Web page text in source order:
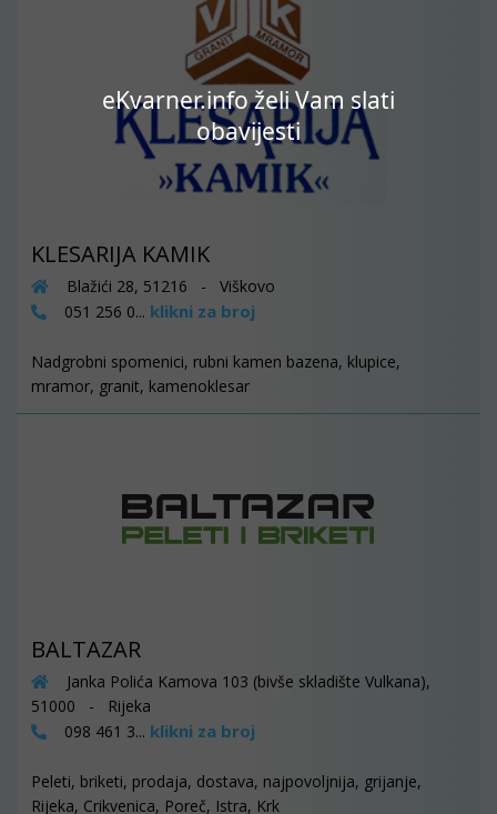
eKvarner.info želi Vam slati
obavijesti
KLESARIJA KAMIK
Blažići 28, 51216 - Viškovo
051 256 0... klikni za broj
Nadgrobni spomenici, rubni kamen bazena, klupice,
mramor, granit, kamenoklesar
BALTAZAR
Janka Polića Kamova 103 (bivše skladište Vulkana),
51000 - Rijeka
098 461 3... klikni za broj
Peleti, briketi, prodaja, dostava, najpovoljnija, grijanje,
Rijeka, Crikvenica, Poreč, Istra, Krk